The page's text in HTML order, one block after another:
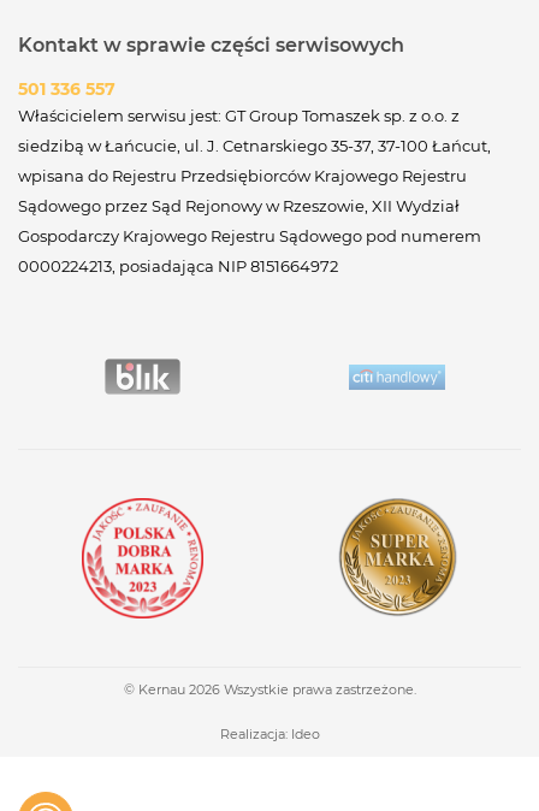
Kontakt w sprawie części serwisowych
501 336 557
Właścicielem serwisu jest: GT Group Tomaszek sp. z o.o. z
siedzibą w Łańcucie, ul. J. Cetnarskiego 35-37, 37-100 Łańcut,
wpisana do Rejestru Przedsiębiorców Krajowego Rejestru
Sądowego przez Sąd Rejonowy w Rzeszowie, XII Wydział
Gospodarczy Krajowego Rejestru Sądowego pod numerem
0000224213, posiadająca NIP 8151664972
© Kernau 2026 Wszystkie prawa zastrzeżone.
Realizacja: Ideo